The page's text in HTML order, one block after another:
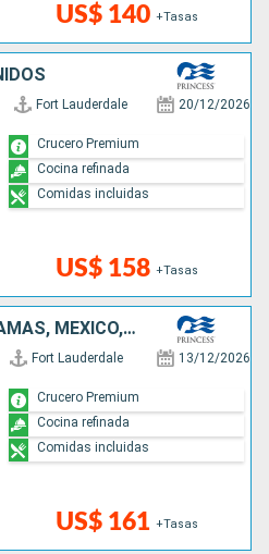
US$ 140 +Tasas
Fort Lauderdale 20/12/2026
US$ 158 +Tasas
Crucero Premium
Cocina refinada
Comidas incluidas
ESTADOS UNIDOS, BAHAMAS, MÉXICO, HONDURAS
Fort Lauderdale 13/12/2026
US$ 161 +Tasas
Crucero Premium
Cocina refinada
Comidas incluidas